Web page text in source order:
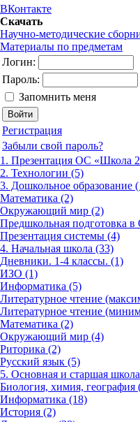
ВКонтакте
Скачать
Научно-методические
Материалы по предметам
Логин:
Пароль:
Запомнить меня
Регистрация
Забыли свой пароль?
1. Презентация ОС «Школа
2. Технологии (5)
3. Дошкольное образование
Математика (2)
Окружающий мир (2)
Предшкольная подготовка
Презентация системы (4)
4. Начальная школа (33)
Дневники. 1-4 классы. (1)
ИЗО (1)
Информатика (5)
Литературное чтение
Литературное чтение
Математика (2)
Окружающий мир (4)
Риторика (2)
Русский язык (5)
5. Основная и старшая
Биология, химия, география
Информатика (18)
История (2)